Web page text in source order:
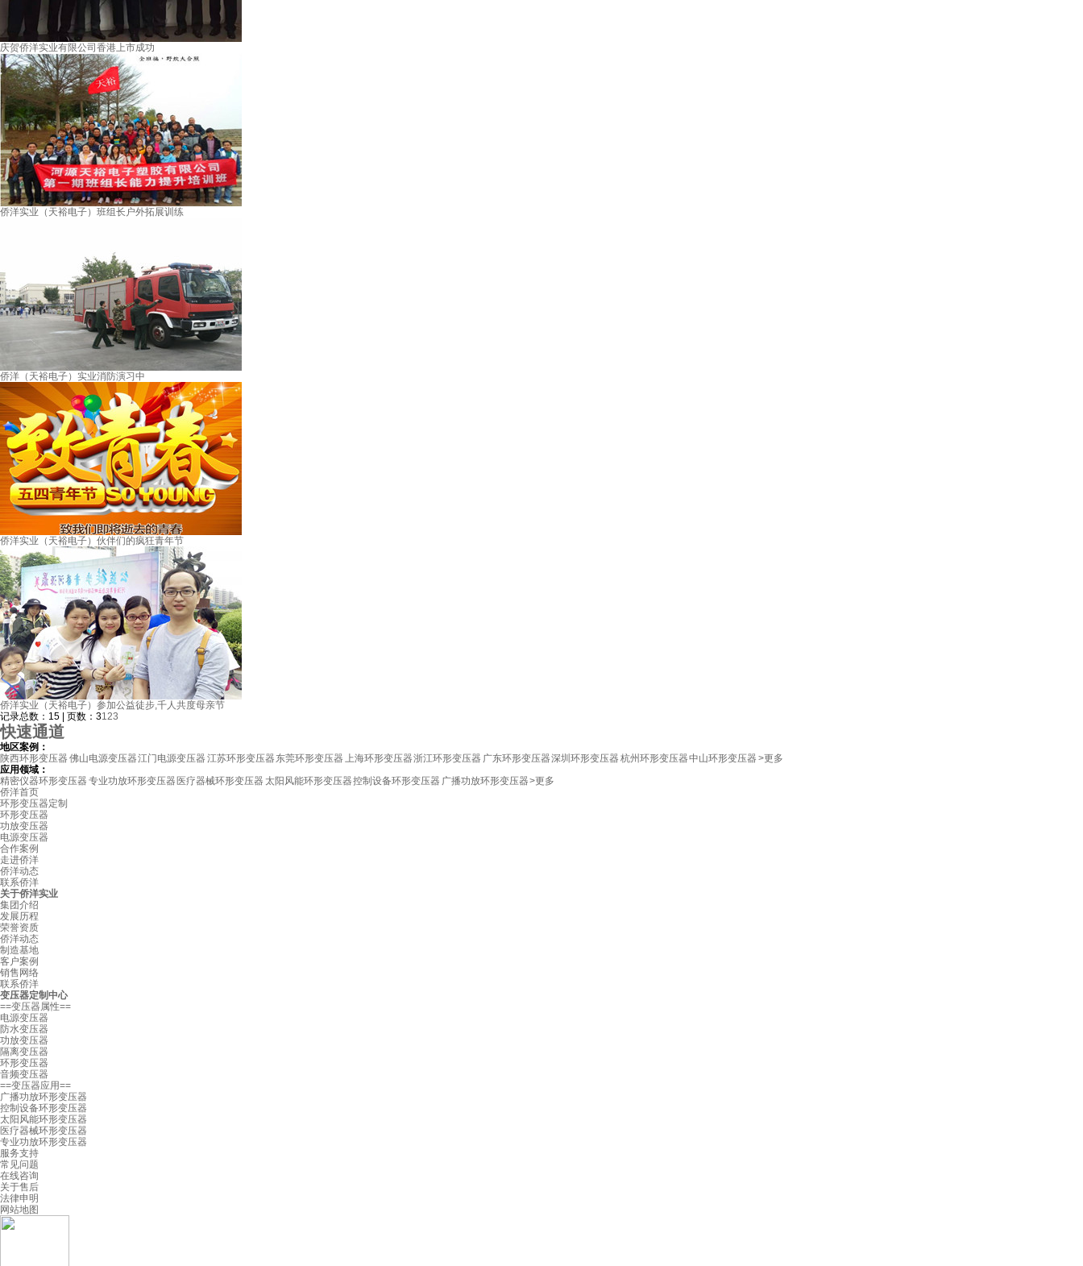
庆贺侨洋实业有限公司香港上市成功
侨洋实业（天裕电子）班组长户外拓展训练
侨洋（天裕电子）实业消防演习中
侨洋实业（天裕电子）伙伴们的疯狂青年节
侨洋实业（天裕电子）参加公益徒步,千人共度母亲节
记录总数：15 | 页数：3123
快速通道
地区案例：
陕西环形变压器 佛山电源变压器江门电源变压器 江苏环形变压器 东莞环形变压器 上海环形变压器浙江环形变压器 广东环形变压器深圳环形变压器 杭州环形变压器中山环形变压器 >更多
应用领域：
精密仪器环形变压器 专业功放环形变压器 医疗器械环形变压器 太阳风能环形变压器控制设备环形变压器 广播功放环形变压器>更多
侨洋首页
环形变压器定制
环形变压器
功放变压器
电源变压器
合作案例
走进侨洋
侨洋动态
联系侨洋
关于侨洋实业
集团介绍
发展历程
荣誉资质
侨洋动态
制造基地
客户案例
销售网络
联系侨洋
变压器定制中心
==变压器属性==
电源变压器
防水变压器
功放变压器
隔离变压器
环形变压器
音频变压器
==变压器应用==
广播功放环形变压器
控制设备环形变压器
太阳风能环形变压器
医疗器械环形变压器
专业功放环形变压器
服务支持
常见问题
在线咨询
关于售后
法律申明
网站地图